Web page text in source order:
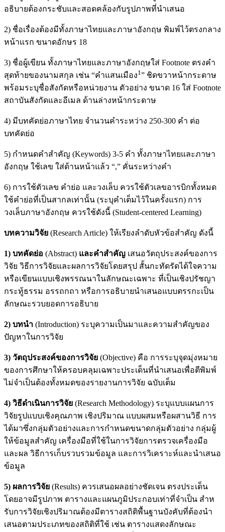
อธิบายต้องกระชับและสอดคล้องกับรูปภาพที่นําเสนอ
2) ชื่อเรื่องต้องมีทั้งภาษาไทยและภาษาอังกฤษ พิมพ์ไว้ตรงกลาง
หน้าแรก ขนาดอักษร 18
3) ชื่อผู้เขียน ทั้งภาษาไทยและภาษาอังกฤษใส่ Footnote ตรงคํา
สุดท้ายของนามสกุล เช่น “คําแสนเมือง1 ” ชิดขวาหน้ากระดาษ
พร้อมระบุชื่อสังกัดหรือหน่วยงาน ตัวอย่าง ขนาด 16 ใส่ Footnote
สถาบันสังกัดและอีเมล ด้านล่างหน้ากระดาษ
4) มีบทคัดย่อภาษาไทย จํานวนคําระหว่าง 250-300 คํา ต่อ
บทคัดย่อ
5) กําหนดคําสําคัญ (Keywords) 3-5 คํา ทั้งภาษาไทยและภาษา
อังกฤษ ใช้เลข ใส่ด้านหน้าแล้ว “,” คั่นระหว่างคํา
6) การใช้ตัวเลข คําย่อ และวงเล็บ ควรใช้ตัวเลขอารบิกทั้งหมด
ใช้คําย่อที่เป็นสากลเท่านั้น (ระบุคําเต็มไว้ในครั้งแรก) การ
วงเล็บภาษาอังกฤษ ควรใช้ดังนี้ (Student-centered Learning)
บทความวิจัย (Research Article) ให้เรียงลําดับหัวข้อสำคัญ ดังนี้
1) บทคัดย่อ (Abstract) และคำสำคัญ เสนอวัตถุประสงค์ของการ
วิจัย วิธีการวิจัยและผลการวิจัยโดยสรุป สั้นกะทัดรัดได้ใจความ
หรือเขียนแบบเชิงพรรณนาในลักษณะเฉพาะ ที่เป็นเชิงปรัชญา
กระทู้ธรรม อรรถกถา หรือการอธิบายนําเสนอแบบตรรกะเป็น
ลักษณะรวบยอดการอธิบาย
2) บทนํา (Introduction) ระบุความเป็นมาและความสําคัญของ
ปัญหาในการวิจัย
3) วัตถุประสงค์ของการวิจัย (Objective) คือ การระบุจุดมุ่งหมาย
ของการศึกษาให้ครอบคลุมเฉพาะประเด็นที่นําเสนอเพื่อตีพิมพ์
ไม่จําเป็นต้องทั้งหมดของรายงานการวิจัย ฉบับเต็ม
4) วิธีดำเนินการวิจัย (Research Methodology) ระบุแบบแผนการ
วิจัยรูปแบบเชิงคุณภาพ เชิงปริมาณ แบบผสมหรือผสานวิธี การ
ได้มาซึ่งกลุ่มตัวอย่างและการกําหนดขนาดกลุ่มตัวอย่าง กลุ่มผู้
ให้ข้อมูลสําคัญ เครื่องมือที่ใช้ในการวิจัยการตรวจเครื่องมือ
และผล วิธีการเก็บรวบรวมข้อมูล และการวิเคราะห์และนําเสนอ
ข้อมูล
5) ผลการวิจัย (Results) ควรเสนอผลอย่างชัดเจน ตรงประเด็น
โดยอาจมีรูปภาพ ตารางและแผนภูมิประกอบเท่าที่จําเป็น สําห
รับการวิจัยเชิงปริมาณต้องมีตารางสถิติพื้นฐานบังคับที่ต้องนํา
เสนอตามประเภทของสถิติที่ใช้ เช่น ตารางแสดงลักษณะ